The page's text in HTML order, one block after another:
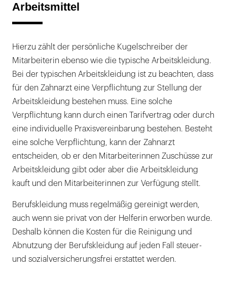
Arbeitsmittel
Hierzu zählt der persönliche Kugelschreiber der
Mitarbeiterin ebenso wie die typische Arbeitskleidung.
Bei der typischen Arbeitskleidung ist zu beachten, dass
für den Zahnarzt eine Verpflichtung zur Stellung der
Arbeitskleidung bestehen muss. Eine solche
Verpflichtung kann durch einen Tarifvertrag oder durch
eine individuelle Praxisvereinbarung bestehen. Besteht
eine solche Verpflichtung, kann der Zahnarzt
entscheiden, ob er den Mitarbeiterinnen Zuschüsse zur
Arbeitskleidung gibt oder aber die Arbeitskleidung
kauft und den Mitarbeiterinnen zur Verfügung stellt.
Berufskleidung muss regelmäßig gereinigt werden,
auch wenn sie privat von der Helferin erworben wurde.
Deshalb können die Kosten für die Reinigung und
Abnutzung der Berufskleidung auf jeden Fall steuer-
und sozialversicherungsfrei erstattet werden.